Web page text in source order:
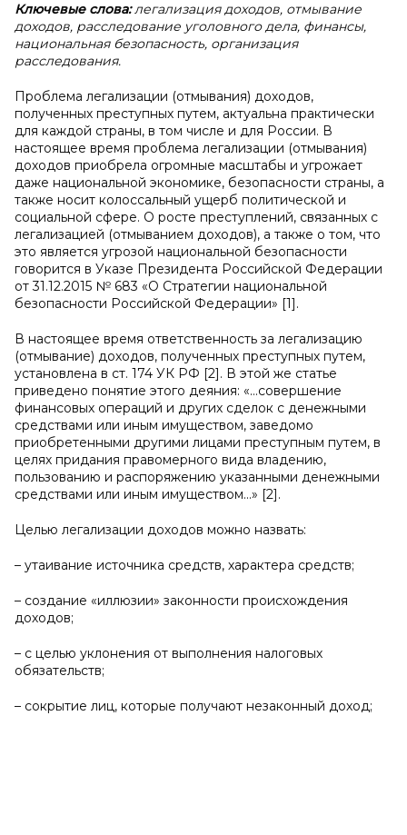
Ключевые слова:легализация доходов, отмывание
доходов, расследование уголовного дела, финансы,
национальная безопасность, организация
расследования.
Проблема легализации (отмывания) доходов,
полученных преступных путем, актуальна практически
для каждой страны, в том числе и для России. В
настоящее время проблема легализации (отмывания)
доходов приобрела огромные масштабы и угрожает
даже национальной экономике, безопасности страны, а
также носит колоссальный ущерб политической и
социальной сфере. О росте преступлений, связанных с
легализацией (отмыванием доходов), а также о том, что
это является угрозой национальной безопасности
говорится в Указе Президента Российской Федерации
от 31.12.2015 № 683 «О Стратегии национальной
безопасности Российской Федерации» [1].
В настоящее время ответственность за легализацию
(отмывание) доходов, полученных преступных путем,
установлена в ст. 174 УК РФ [2]. В этой же статье
приведено понятие этого деяния: «…совершение
финансовых операций и других сделок с денежными
средствами или иным имуществом, заведомо
приобретенными другими лицами преступным путем, в
целях придания правомерного вида владению,
пользованию и распоряжению указанными денежными
средствами или иным имуществом…» [2].
Целью легализации доходов можно назвать:
– утаивание источника средств, характера средств;
– создание «иллюзии» законности происхождения
доходов;
– с целью уклонения от выполнения налоговых
обязательств;
– сокрытие лиц, которые получают незаконный доход;